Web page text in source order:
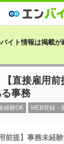
イト情報は掲載が
【直接雇用
事務
経験OK WEB登録・
前提】事務未経